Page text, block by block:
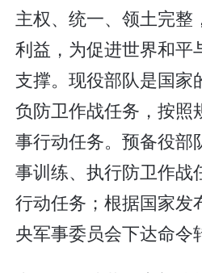
主权、统一、领土完整
利益，为促进世界和平
支撑。现役部队是国家
负防卫作战任务，按照
事行动任务。预备役部
事训练、执行防卫作战
行动任务；根据国家发
央军事委员会下达命令